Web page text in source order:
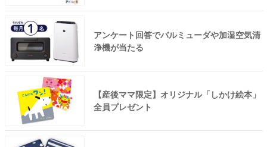
アンケート回答でバルミューダや加湿空気清
浄機が当たる
【産後ママ限定】オリジナル「しかけ絵本」
全員プレゼント